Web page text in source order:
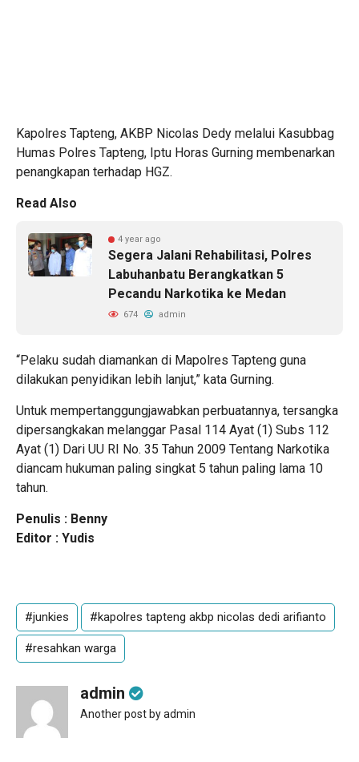
Kapolres Tapteng, AKBP Nicolas Dedy melalui Kasubbag
Humas Polres Tapteng, Iptu Horas Gurning membenarkan
penangkapan terhadap HGZ.
Read Also
4 year ago
Segera Jalani Rehabilitasi, Polres
Labuhanbatu Berangkatkan 5
Pecandu Narkotika ke Medan
674 admin
“Pelaku sudah diamankan di Mapolres Tapteng guna
dilakukan penyidikan lebih lanjut,” kata Gurning.
Untuk mempertanggungjawabkan perbuatannya, tersangka
dipersangkakan melanggar Pasal 114 Ayat (1) Subs 112
Ayat (1) Dari UU RI No. 35 Tahun 2009 Tentang Narkotika
diancam hukuman paling singkat 5 tahun paling lama 10
tahun.
Penulis : Benny
Editor : Yudis
#junkies #kapolres tapteng akbp nicolas dedi arifianto
#resahkan warga
admin
Another post by admin